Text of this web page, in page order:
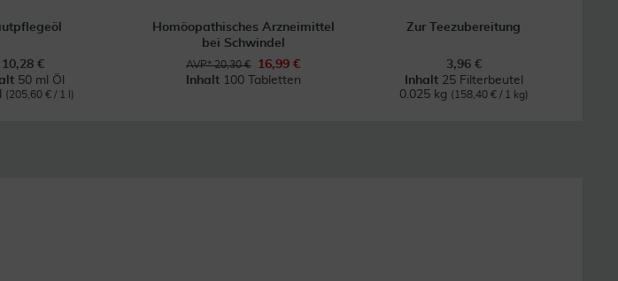
10,28 €
50 ml Öl
(205,60 € / 1 l)
Homöopathisches Arzneimittel
bei Schwindel
AVP* 20,30 €
16,99 €
Inhalt 100 Tabletten
Zur Teezubereitung
3,96 €
Inhalt 25 Filterbeutel
0.025 kg (158,40 € / 1 kg)